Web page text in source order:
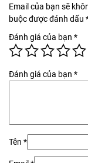
Email của bạn sẽ
buộc được đánh dấu
Đánh giá của bạn *
Đánh giá của bạn *
Tên *